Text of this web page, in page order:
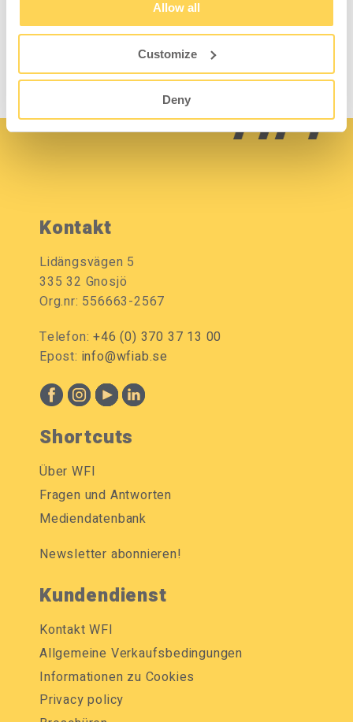
Allow all
Customize
Deny
geliefert wird. Zwischenböden werden
separat verkauft.
Kontakt
Lidängsvägen 5
335 32 Gnosjö
Org.nr: 556663-2567
Telefon:+46 (0) 370 37 13 00
Epost: info@wfiab.se
Shortcuts
Über WFI
Fragen und Antworten
Mediendatenbank
Newsletter abonnieren!
Kundendienst
Kontakt WFI
Allgemeine Verkaufsbedingungen
Informationen zu Cookies
Privacy policy